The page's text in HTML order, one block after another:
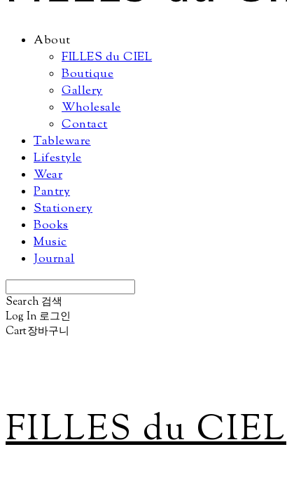
About
FILLES du CIEL
Boutique
Gallery
Wholesale
Contact
Tableware
Lifestyle
Wear
Pantry
Stationery
Books
Music
Journal
Search 검색
Log In 로그인
Cart장바구니
FILLES du CIEL